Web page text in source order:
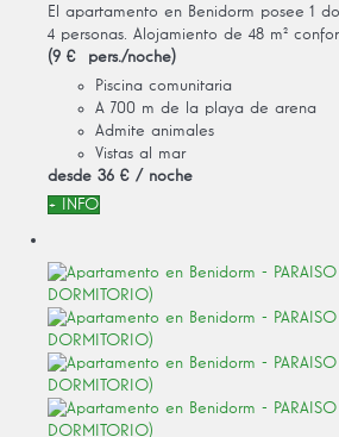
El apartamento en Benidorm posee 1
4 personas. Alojamiento de 48 m²
(9 € pers./noche)
Piscina comunitaria
A 700 m de la playa de arena
Admite animales
Vistas al mar
desde 36 € / noche
+ INFO